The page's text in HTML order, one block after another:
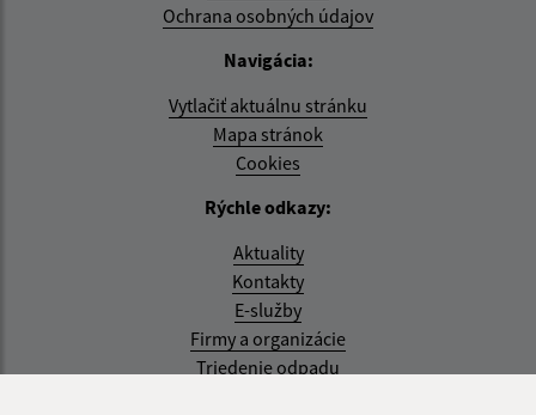
Ochrana osobných údajov
Navigácia:
Vytlačiť aktuálnu stránku
Mapa stránok
Cookies
Rýchle odkazy:
Aktuality
Kontakty
E-služby
Firmy a organizácie
Triedenie odpadu